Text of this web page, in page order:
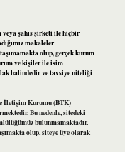
şahıs şirketi ile hiçbir
makaleler
olup, gerçek kurum
ve kişiler ile isim
halindedir ve tavsiye niteliği
İletişim Kurumu (BTK)
Bu nedenle, sitedeki
bulunmamaktadır.
olup, siteye üye olarak